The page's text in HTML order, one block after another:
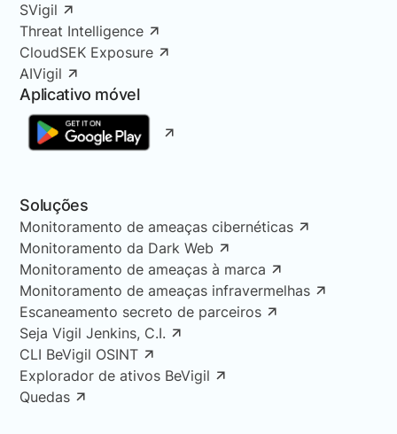
SVigil
Threat Intelligence
CloudSEK Exposure
AIVigil
Aplicativo móvel
Soluções
Monitoramento de ameaças cibernéticas
Monitoramento da Dark Web
Monitoramento de ameaças à marca
Monitoramento de ameaças infravermelhas
Escaneamento secreto de parceiros
Seja Vigil Jenkins, C.I.
CLI BeVigil OSINT
Explorador de ativos BeVigil
Quedas